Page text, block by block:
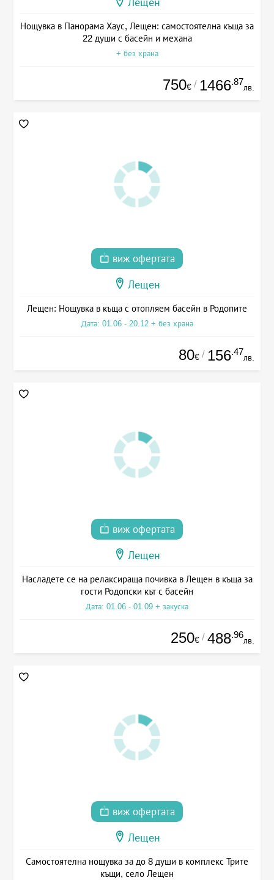
Нощувка в Панорама Хаус, Лещен: самостоятелна къща за
22 души с басейн и механа
+ без храна
750€ / 1466.87
лв.
виж офертата
Лещен
Лещен: Нощувка в къща с отопляем басейн в Родопите
Дата: 01.06 - 20.12 + без храна
80€ / 156.47
лв.
виж офертата
Лещен
Насладете се на релаксираща почивка в Лещен в къща за
гости Родопски кът с басейн
Дата: 01.06 - 01.09 + закуска
250€ / 488.96
лв.
виж офертата
Лещен
Самостоятелна нощувка за до 8 души в комплекс Трите
къщи, село Лещен